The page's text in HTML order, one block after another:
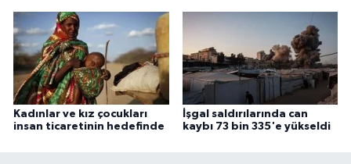
Kadınlar ve kız çocukları
insan ticaretinin hedefinde
İşgal saldırılarında can
kaybı 73 bin 335'e yükseldi